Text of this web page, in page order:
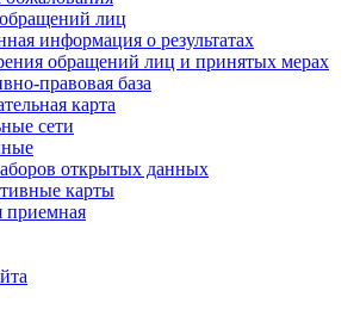
лиц
информация о результатах
обращений лиц и принятых мерах
правовая база
карта
сети
открытых данных
карты
приемная